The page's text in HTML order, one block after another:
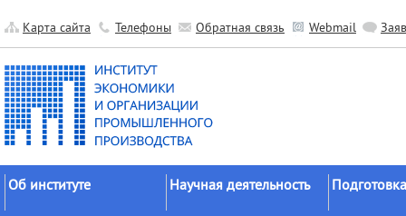
Карта сайта Телефоны Обратная связь Webmail
Об институте Научная деятельность